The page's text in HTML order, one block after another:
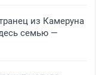
из Камеруна
семью —